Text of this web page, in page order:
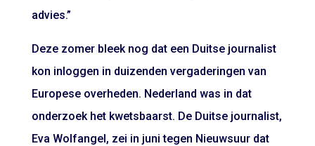
advies.”
Deze zomer bleek nog dat een Duitse journalist
kon inloggen in duizenden vergaderingen van
Europese overheden. Nederland was in dat
onderzoek het kwetsbaarst. De Duitse journalist,
Eva Wolfangel, zei in juni tegen Nieuwsuur dat